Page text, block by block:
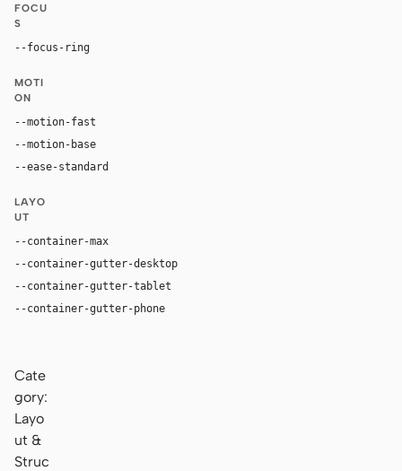
FOCU
S
--focus-ring
MOTI
ON
--motion-fast
--motion-base
--ease-standard
LAYO
UT
--container-max
--container-gutter-desktop
--container-gutter-tablet
--container-gutter-phone
Cate
gory:
Layo
ut &
Struc